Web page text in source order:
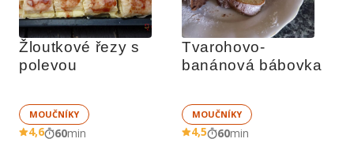
Žloutkové řezy s
polevou
MOUČNÍKY
4,6 60min
Tvarohovo-
banánová bábovka
MOUČNÍKY
4,5 60min